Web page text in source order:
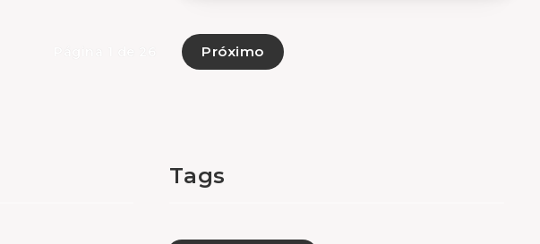
Próximo
Tags